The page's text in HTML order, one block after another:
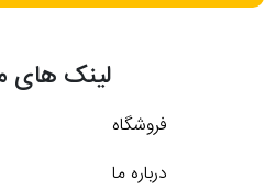
لینک های
فروشگاه
درباره ما